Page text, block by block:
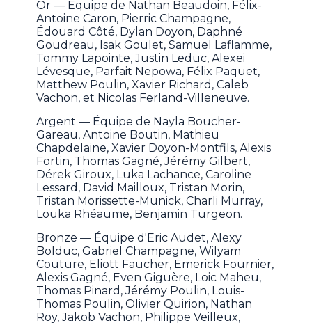
Or — Équipe de Nathan Beaudoin, Félix-
Antoine Caron, Pierric Champagne,
Édouard Côté, Dylan Doyon, Daphné
Goudreau, Isak Goulet, Samuel Laflamme,
Tommy Lapointe, Justin Leduc, Alexei
Lévesque, Parfait Nepowa, Félix Paquet,
Matthew Poulin, Xavier Richard, Caleb
Vachon, et Nicolas Ferland-Villeneuve.
Argent — Équipe de Nayla Boucher-
Gareau, Antoine Boutin, Mathieu
Chapdelaine, Xavier Doyon-Montfils, Alexis
Fortin, Thomas Gagné, Jérémy Gilbert,
Dérek Giroux, Luka Lachance, Caroline
Lessard, David Mailloux, Tristan Morin,
Tristan Morissette-Munick, Charli Murray,
Louka Rhéaume, Benjamin Turgeon.
Bronze — Équipe d'Eric Audet, Alexy
Bolduc, Gabriel Champagne, Wilyam
Couture, Eliott Faucher, Emerick Fournier,
Alexis Gagné, Even Giguère, Loic Maheu,
Thomas Pinard, Jérémy Poulin, Louis-
Thomas Poulin, Olivier Quirion, Nathan
Roy, Jakob Vachon, Philippe Veilleux,